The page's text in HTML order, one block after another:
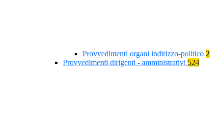
Provvedimenti organi indirizzo-politico 2
Provvedimenti dirigenti - amministrativi 524